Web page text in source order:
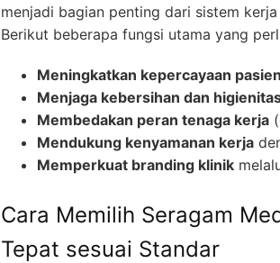
menjadi bagian penting dari sistem
Berikut beberapa fungsi utama yang
Meningkatkan kepercayaan pasien
Menjaga kebersihan dan
Membedakan peran tenaga kerja
Mendukung kenyamanan kerja
Memperkuat branding klinik
Cara Memilih Seragam
Tepat sesuai Standar